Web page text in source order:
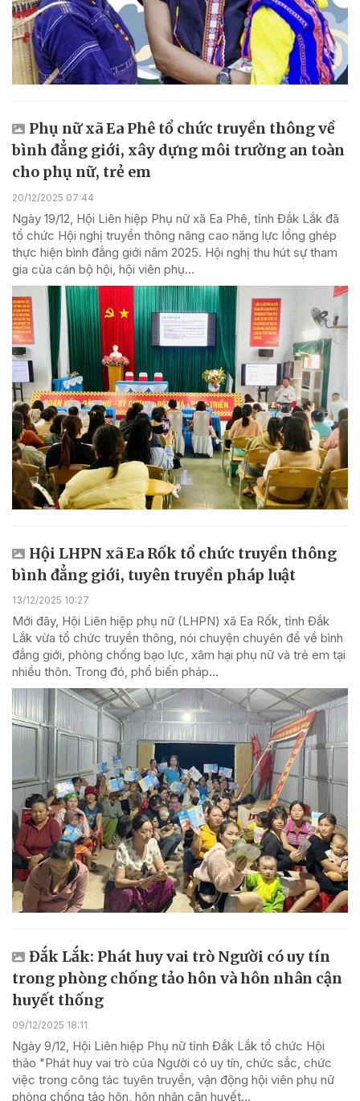
Phụ nữ xã Ea Phê tổ chức truyền thông về
bình đẳng giới, xây dựng môi trường an toàn
cho phụ nữ, trẻ em
20/12/2025 07:44
Ngày 19/12, Hội Liên hiệp Phụ nữ xã Ea Phê, tỉnh Đắk Lắk đã
tổ chức Hội nghị truyền thông nâng cao năng lực lồng ghép
thực hiện bình đẳng giới năm 2025. Hội nghị thu hút sự tham
gia của cán bộ hội, hội viên phụ...
Hội LHPN xã Ea Rốk tổ chức truyền thông
bình đẳng giới, tuyên truyền pháp luật
13/12/2025 10:27
Mới đây, Hội Liên hiệp phụ nữ (LHPN) xã Ea Rốk, tỉnh Đắk
Lắk vừa tổ chức truyền thông, nói chuyện chuyên đề về bình
đẳng giới, phòng chống bạo lực, xâm hại phụ nữ và trẻ em tại
nhiều thôn. Trong đó, phổ biến pháp...
Đắk Lắk: Phát huy vai trò Người có uy tín
trong phòng chống tảo hôn và hôn nhân cận
huyết thống
09/12/2025 18:11
Ngày 9/12, Hội Liên hiệp Phụ nữ tỉnh Đắk Lắk tổ chức Hội
thảo "Phát huy vai trò của Người có uy tín, chức sắc, chức
việc trong công tác tuyên truyền, vận động hội viên phụ nữ
phòng chống tảo hôn, hôn nhân cận huyết...